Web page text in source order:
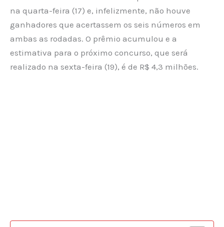
na quarta-feira (17) e, infelizmente, não houve
ganhadores que acertassem os seis números em
ambas as rodadas. O prêmio acumulou e a
estimativa para o próximo concurso, que será
realizado na sexta-feira (19), é de R$ 4,3 milhões.